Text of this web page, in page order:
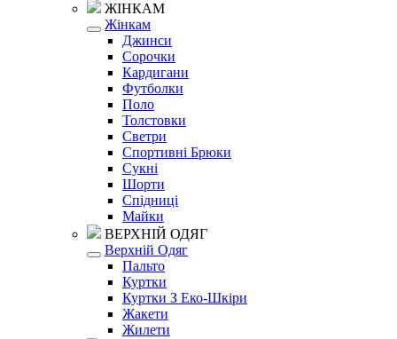
ЖІНКАМ
Жінкам
Джинси
Сорочки
Кардигани
Футболки
Поло
Толстовки
Светри
Спортивні Брюки
Сукні
Шорти
Спідниці
Майки
ВЕРХНІЙ ОДЯГ
Верхній Одяг
Пальто
Куртки
Куртки З Еко-Шкіри
Жакети
Жилети